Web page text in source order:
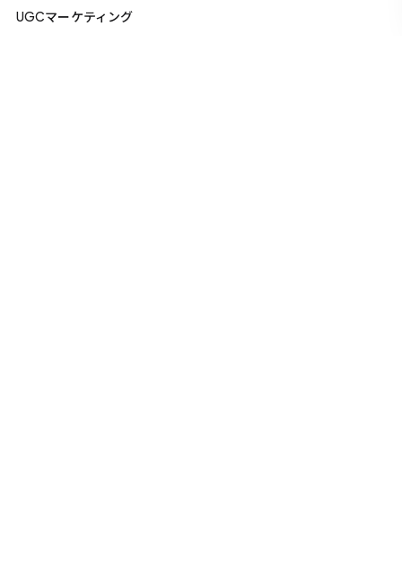
UGCマーケティング